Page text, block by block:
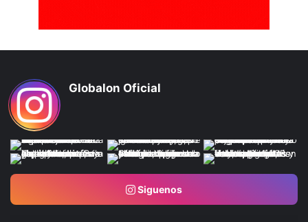
Globalon Oficial
Siguenos